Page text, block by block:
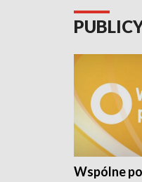
Wspólne